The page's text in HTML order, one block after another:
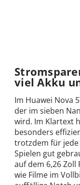
viel Akku
Im Huawei Nova
der im sieben
wird. Im Klartext
besonders
trotzdem für jede
Spielen gut
auf dem 6,26 Zoll
wie Filme im